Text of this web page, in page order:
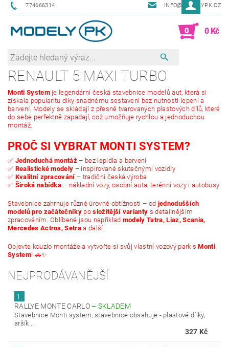
774666314 INFO@MODELYPK.CZ
0 0 Kč
RENAULT 5 MAXI TURBO
Monti Systemje legendární česká stavebnice modelů aut, která si
získala popularitu díky snadnému sestavení bez nutnosti lepení a
barvení. Modely se skládají z přesně tvarovaných plastových dílů, které
do sebe perfektně zapadají, což umožňuje rychlou a jednoduchou
montáž.
PROČ SI VYBRAT MONTI SYSTEM?
✅ Jednoduchá montáž – bez lepidla a barvení
✅ Realistické modely – inspirované skutečnými vozidly
✅ Kvalitní zpracování – tradiční česká výroba
✅ Široká nabídka – nákladní vozy, osobní auta, terénní vozy i autobusy
Stavebnice zahrnuje různé úrovně obtížnosti – od jednodušších
modelů pro začátečníky posložitější varianty s detailnějším
zpracováním. Oblíbené jsou například modely Tatra, Liaz, Scania,
Mercedes Actros, Setra a další.
Objevte kouzlo montáže a vytvořte si svůj vlastní vozový park sMonti
System! 🚗✨
NEJPRODÁVANĚJŠÍ
1.
RALLYE MONTE CARLO – SKLADEM
Stavebnice Monti system, stavebnice obsahuje - plastové dílky,
aršík...
327 Kč